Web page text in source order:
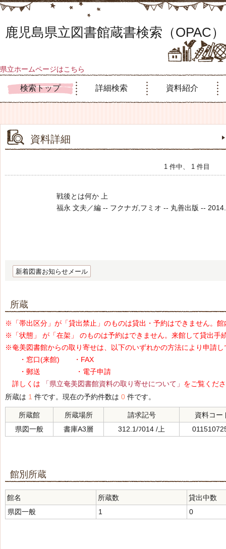
鹿児島県立図書館蔵書検索（OPAC）
県立ホームページはこちら
検索トップ 詳細検索 資料紹介
資料詳細
1 件中、 1 件目
戦後とは何か 上
福永 文夫／編 -- フクナガ,フミオ -- 丸善出版 --
新着図書お知らせメール
所蔵
※「帯出区分」が「貸出禁止」のものは貸出・予約はできません。
※「状態」 が「在架」 のものは予約はできません。来館して貸出手
※奄美図書館からの取り寄せは、以下のいずれかの方法により申請し
・窓口(来館) ・FAX
・郵送 ・電子申請
詳しくは
「県立奄美図書館資料の取り寄せについて」 をご覧くだ
所蔵は 1 件です。現在の予約件数は 0 件です。
所蔵館 所蔵場所 請求記号
資料コー
県図一般
書庫A3層 312.1/ﾌ014 /上
館別所蔵
館名 所蔵数
貸出中数
県図一般
1 0